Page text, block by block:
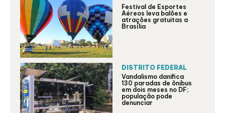
Festival de Esportes
Aéreos leva balões e
atrações gratuitas a
Brasília
DISTRITO FEDERAL
Vandalismo danifica
130 paradas de ônibus
em dois meses no DF;
população pode
denunciar